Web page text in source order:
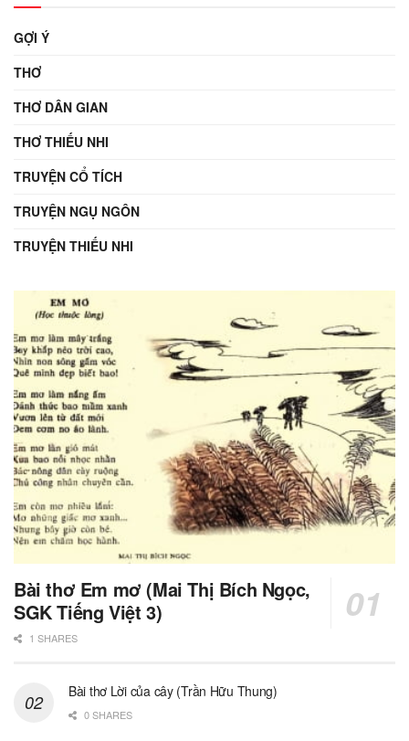
GỢI Ý
THƠ
THƠ DÂN GIAN
THƠ THIẾU NHI
TRUYỆN CỔ TÍCH
TRUYỆN NGỤ NGÔN
TRUYỆN THIẾU NHI
Bài thơ Em mơ (Mai Thị Bích Ngọc,
SGK Tiếng Việt 3)
1 SHARES
Bài thơ Lời của cây (Trần Hữu Thung)
0 SHARES